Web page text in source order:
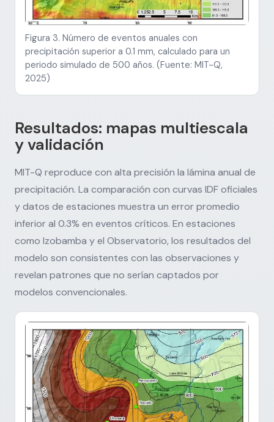
Figura 3. Número de eventos anuales con
precipitación superior a 0.1 mm, calculado para un
periodo simulado de 500 años. (Fuente: MIT-Q,
2025)
Resultados: mapas multiescala
y validación
MIT-Q reproduce con alta precisión la lámina anual de
precipitación. La comparación con curvas IDF oficiales
y datos de estaciones muestra un error promedio
inferior al 0.3% en eventos críticos. En estaciones
como Izobamba y el Observatorio, los resultados del
modelo son consistentes con las observaciones y
revelan patrones que no serían captados por
modelos convencionales.